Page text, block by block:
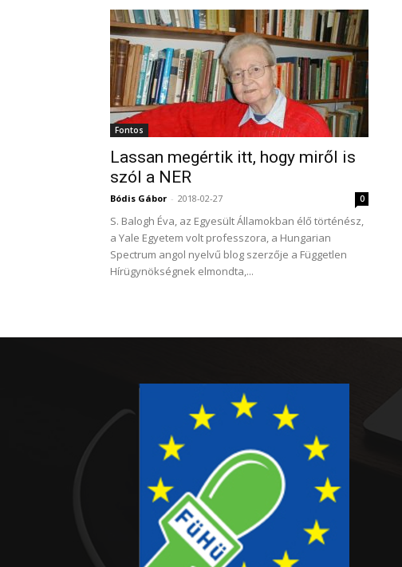
Fontos
Lassan megértik itt, hogy miről is
szól a NER
Bódis Gábor - 2018-02-27 0
S. Balogh Éva, az Egyesült Államokban élő történész,
a Yale Egyetem volt professzora, a Hungarian
Spectrum angol nyelvű blog szerzője a Független
Hírügynökségnek elmondta,...